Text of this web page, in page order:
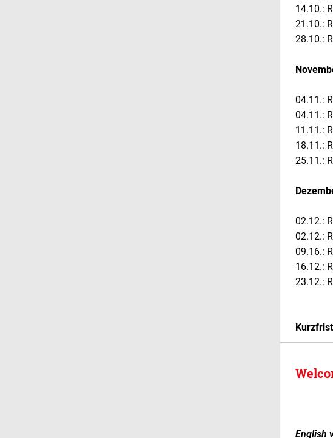
14.10.:
21.10.:
28.10.:
04.11.:
04.11.:
11.11.:
18.11.:
25.11.:
02.12.:
02.12.:
09.16.:
16.12.:
23.12.:
English